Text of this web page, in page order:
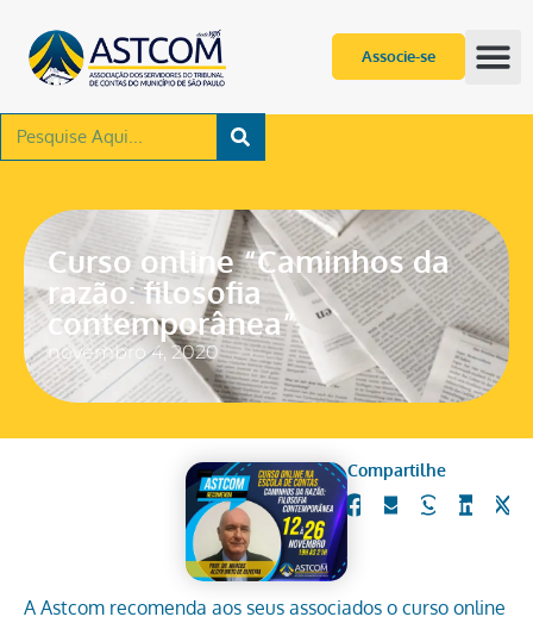
Associe-se
Curso online “Caminhos da
razão: filosofia
contemporânea”
novembro 4, 2020
Compartilhe
A Astcom recomenda aos seus associados o curso online